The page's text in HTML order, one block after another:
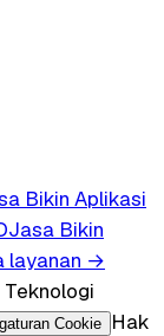
Bikin Aplikasi
Jasa Bikin
layanan →
Cookie
Hak